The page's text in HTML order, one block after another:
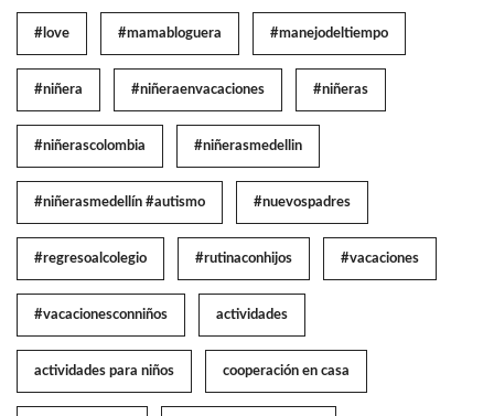
#love #mamabloguera #manejodeltiempo
#niñera #niñeraenvacaciones #niñeras
#niñerascolombia #niñerasmedellin
#niñerasmedellín #autismo #nuevospadres
#regresoalcolegio #rutinaconhijos #vacaciones
#vacacionesconniños actividades
actividades para niños cooperación en casa